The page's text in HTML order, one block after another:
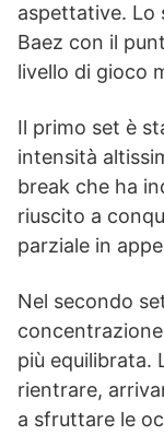
aspettative. Lo
Baez con il
livello di gioco
Il primo set è
intensità
break che ha
riuscito a
parziale in
Nel secondo
più equilibrata.
rientrare,
a sfruttare le